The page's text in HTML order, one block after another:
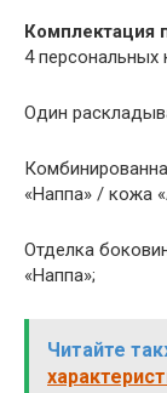
Комплектация
4
Один
«Наппа» / кожа
Отделка
«Наппа»;
Читайте